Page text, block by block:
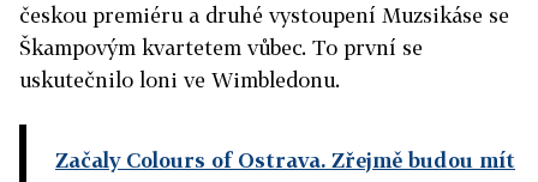
českou premiéru a druhé vystoupení Muzsikáse se
Škampovým kvartetem vůbec. To první se
uskutečnilo loni ve Wimbledonu.
Začaly Colours of Ostrava. Zřejmě budou mít